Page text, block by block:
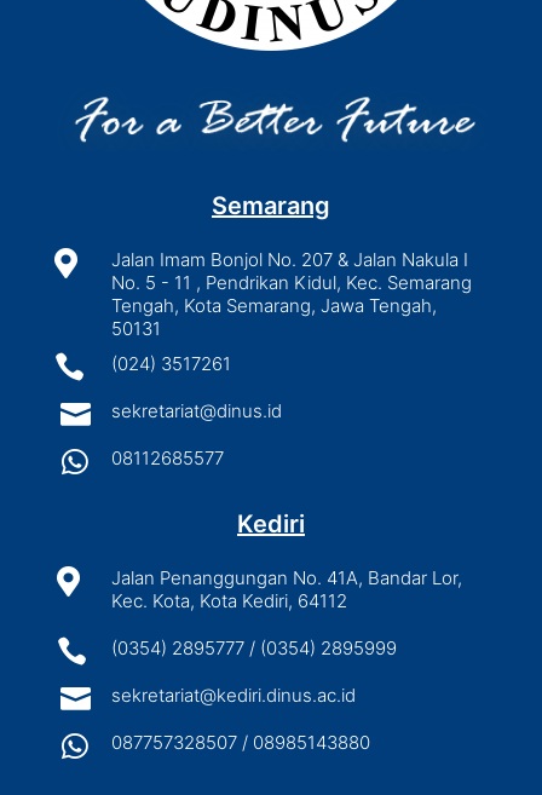
Semarang

Jalan Imam Bonjol No. 207 & Jalan Nakula I
No. 5 - 11 , Pendrikan Kidul, Kec. Semarang
Tengah, Kota Semarang, Jawa Tengah,
50131
 (024) 3517261
 sekretariat@dinus.id
 08112685577
Kediri

Jalan Penanggungan No. 41A, Bandar Lor,
Kec. Kota, Kota Kediri, 64112
 (0354) 2895777 / (0354) 2895999
 sekretariat@kediri.dinus.ac.id
 087757328507 / 08985143880